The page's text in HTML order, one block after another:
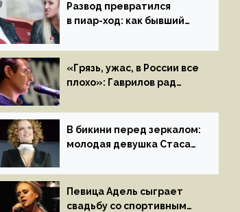
Развод превратился
в пиар-ход: как бывший
популярной
«Грязь, ужас, в России все
плохо»: Гаврилов рад
иноагентов
В бикини перед зеркалом:
молодая девушка Стаса
на камеру
Певица Адель сыграет
свадьбу со спортивным